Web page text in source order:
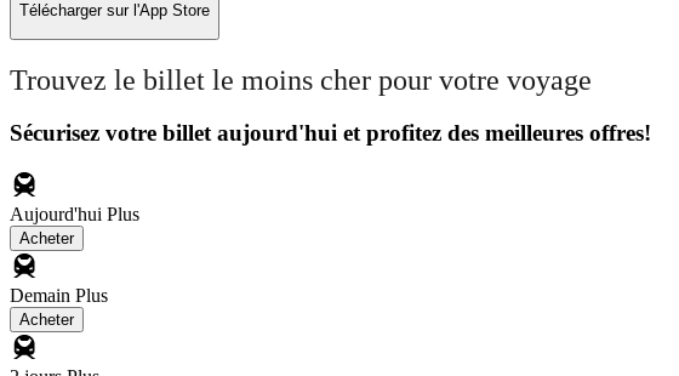
Télécharger sur l'App Store
Trouvez le billet le moins cher pour votre voyage
Sécurisez votre billet aujourd'hui et profitez des meilleures offres!
Aujourd'hui Plus
Acheter
Demain Plus
Acheter